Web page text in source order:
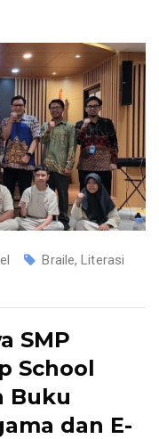
Braile,Literasi
SMP
School
Buku
dan E-